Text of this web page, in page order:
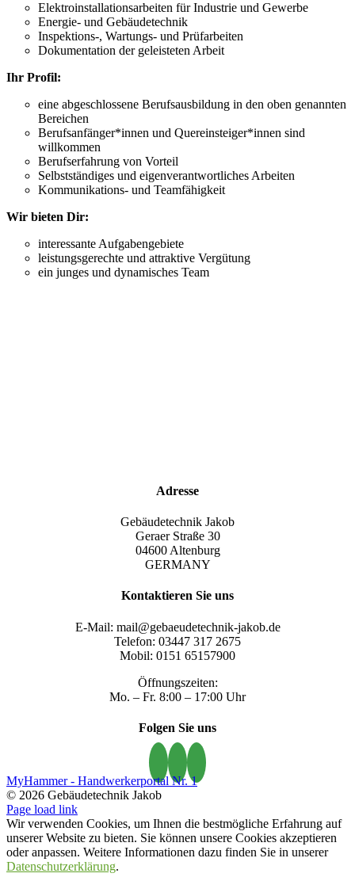
Elektroinstallationsarbeiten für Industrie und Gewerbe
Energie- und Gebäudetechnik
Inspektions-, Wartungs- und Prüfarbeiten
Dokumentation der geleisteten Arbeit
Ihr Profil:
eine abgeschlossene Berufsausbildung in den oben genannten
Bereichen
Berufsanfänger*innen und Quereinsteiger*innen sind
willkommen
Berufserfahrung von Vorteil
Selbstständiges und eigenverantwortliches Arbeiten
Kommunikations- und Teamfähigkeit
Wir bieten Dir:
interessante Aufgabengebiete
leistungsgerechte und attraktive Vergütung
ein junges und dynamisches Team
Adresse
Gebäudetechnik Jakob
Geraer Straße 30
04600 Altenburg
GERMANY
Kontaktieren Sie uns
E-Mail: mail@gebaeudetechnik-jakob.de
Telefon: 03447 317 2675
Mobil: 0151 65157900
Öffnungszeiten:
Mo. – Fr. 8:00 – 17:00 Uhr
Folgen Sie uns
MyHammer - Handwerkerportal Nr. 1
© 2026 Gebäudetechnik Jakob
Page load link
Wir verwenden Cookies, um Ihnen die bestmögliche Erfahrung auf
unserer Website zu bieten. Sie können unsere Cookies akzeptieren
oder anpassen. Weitere Informationen dazu finden Sie in unserer
Datenschutzerklärung.